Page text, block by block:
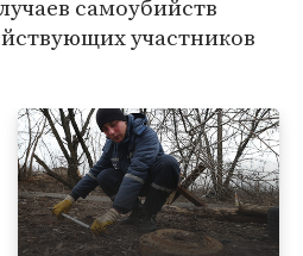
самоубийств
участников